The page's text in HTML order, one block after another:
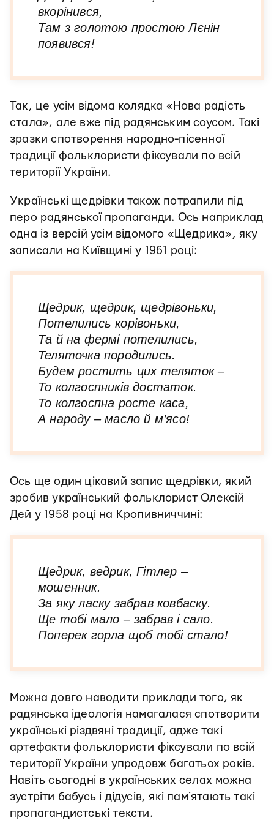
вкорінився,
Там з голотою простою Лєнін
появився!
Так, це усім відома колядка «Нова радість
стала», але вже під радянським соусом. Такі
зразки спотворення народно-пісенної
традиції фольклористи фіксували по всій
території України.
Українські щедрівки також потрапили під
перо радянської пропаганди. Ось наприклад
одна із версій усім відомого «Щедрика», яку
записали на Київщині у 1961 році:
Щедрик, щедрик, щедрівоньки,
Потелились корівоньки,
Та й на фермі потелились,
Теляточка породились.
Будем ростить цих теляток –
То колгоспників достаток.
То колгоспна росте каса,
А народу – масло й м’ясо!
Ось ще один цікавий запис щедрівки, який
зробив український фольклорист Олексій
Дей у 1958 році на Кропивниччині:
Щедрик, ведрик, Гітлер –
мошенник.
За яку ласку забрав ковбаску.
Ще тобі мало – забрав і сало.
Поперек горла щоб тобі стало!
Можна довго наводити приклади того, як
радянська ідеологія намагалася спотворити
українські різдвяні традиції, адже такі
артефакти фольклористи фіксували по всій
території України упродовж багатьох років.
Навіть сьогодні в українських селах можна
зустріти бабусь і дідусів, які памʼятають такі
пропагандистські тексти.